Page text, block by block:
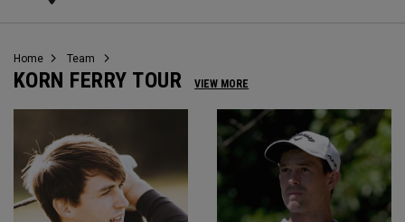
Callaway
Home Team
KORN FERRY TOUR VIEW MORE